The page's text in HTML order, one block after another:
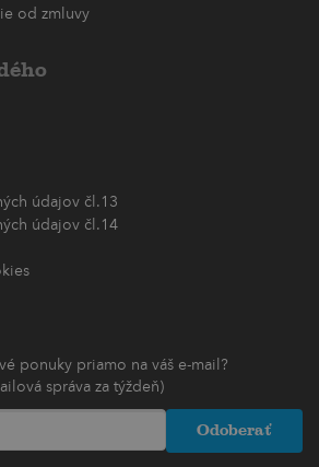
od zmluvy
údajov čl.13
údajov čl.14
ponuky priamo na váš e-mail?
správa za týždeň)
Odoberať